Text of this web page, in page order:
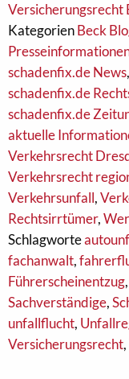
Versicherungsrecht
KategorienBeck
schadenfix.de News,
schadenfix.de
schadenfix.de
aktuelle
Verkehrsrecht
Verkehrsrecht
Verkehrsunfall,
Rechtsirrtümer,
Schlagworte
fachanwalt,
Führerscheinentzug,
Sachverständige,
unfallflucht,
Versicherungsrecht,